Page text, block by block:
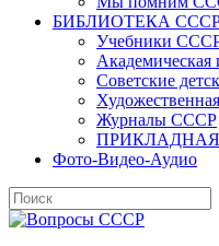
БИБЛИОТЕКА
Учебники
Академическая
Советские
Журналы СССР
ПРИКЛАДНАЯ
Фото-Видео-Аудио